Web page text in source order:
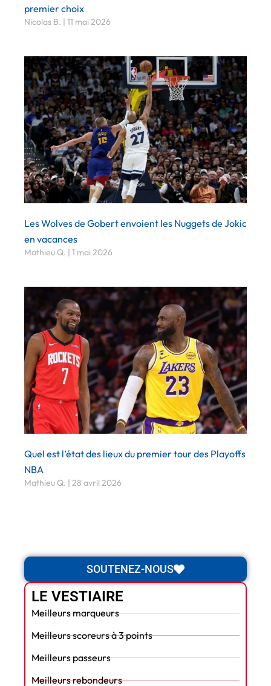
premier choix
Nicolas B. 11 mai 2026
Les Wolves de Gobert envoient les Nuggets de Jokic
en vacances
Mathieu Q. 1 mai 2026
Quel est l’état des lieux du premier tour des Playoffs
NBA
Mathieu Q. 28 avril 2026
SOUTENEZ-NOUS
LE VESTIAIRE
Meilleurs marqueurs
Meilleurs scoreurs à 3 points
Meilleurs passeurs
Meilleurs rebondeurs